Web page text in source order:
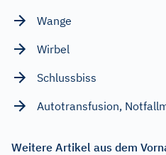
Wange
Wirbel
Schlussbiss
Autotransfusion,
Weitere Artikel aus dem